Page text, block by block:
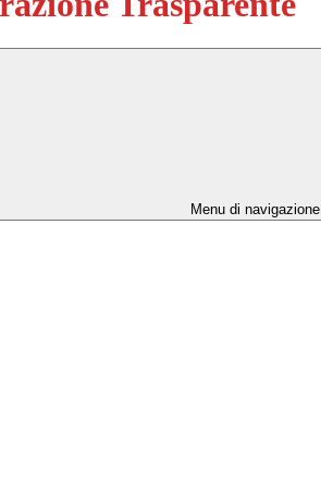
Menu di navigazione